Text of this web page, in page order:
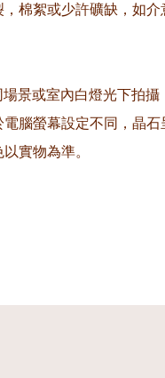
棉絮或少許礦缺，如介
景或室內白燈光下拍攝
腦螢幕設定不同，晶石
實物為準。